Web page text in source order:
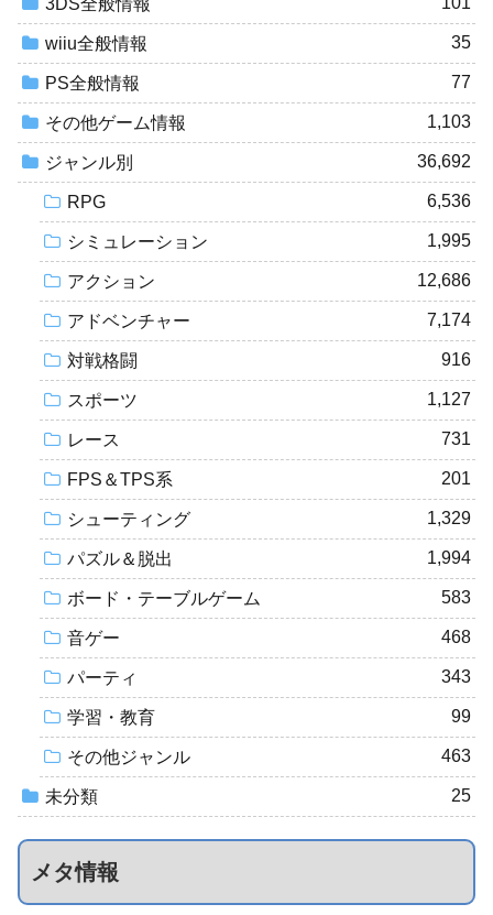
wiiu全般情報 35
PS全般情報 77
その他ゲーム情報 1,103
ジャンル別 36,692
RPG 6,536
シミュレーション 1,995
アクション 12,686
アドベンチャー 7,174
対戦格闘 916
スポーツ 1,127
レース 731
FPS＆TPS系 201
シューティング 1,329
パズル＆脱出 1,994
ボード・テーブルゲーム 583
音ゲー 468
パーティ 343
学習・教育 99
その他ジャンル 463
未分類 25
メタ情報